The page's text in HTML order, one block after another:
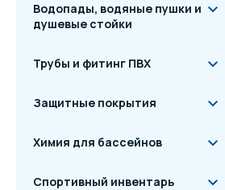
Водопады, водяные пушки и
душевые стойки
Трубы и фитинг ПВХ
Защитные покрытия
Химия для бассейнов
Спортивный инвентарь